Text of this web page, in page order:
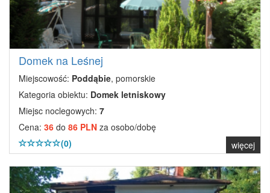
Domek na Leśnej
Miejscowość: Poddąbie, pomorskie
Kategoria obiektu: Domek letniskowy
Miejsc noclegowych: 7
Cena: 36 do 86 PLN za osobo/dobę
(0)
więcej